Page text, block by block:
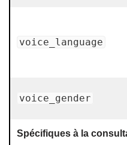
voice_language
voice_gender
Spécifiques à la